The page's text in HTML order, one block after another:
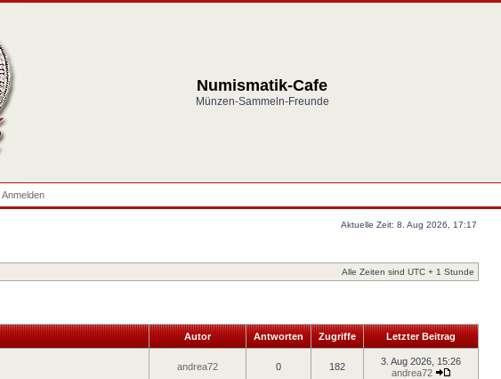
Numismatik-Cafe
Münzen-Sammeln-Freunde
Anmelden
Aktuelle Zeit: 8. Aug 2026, 17:17
Alle Zeiten sind UTC + 1 Stunde
Autor Antworten Zugriffe Letzter Beitrag
andrea72 0 182
3. Aug 2026, 15:26
andrea72